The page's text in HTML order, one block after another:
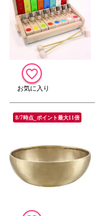
8/7時点_ポイント最大11倍